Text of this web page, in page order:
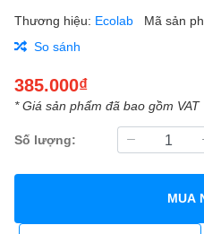
Thương hiệu: Ecolab Mã sản
So sánh
385.000₫
* Giá sản phẩm đã bao gồm VAT
Số lượng:
MUA